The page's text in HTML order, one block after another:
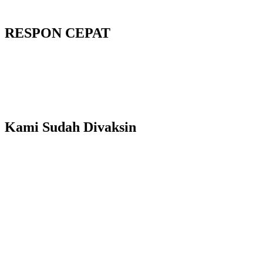
RESPON CEPAT
Kami Sudah Divaksin